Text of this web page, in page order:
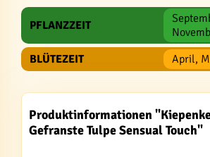
PFLANZZEIT
BLÜTEZEIT
April,
Produktinformationen
Gefranste Tulpe Sensual Touch"